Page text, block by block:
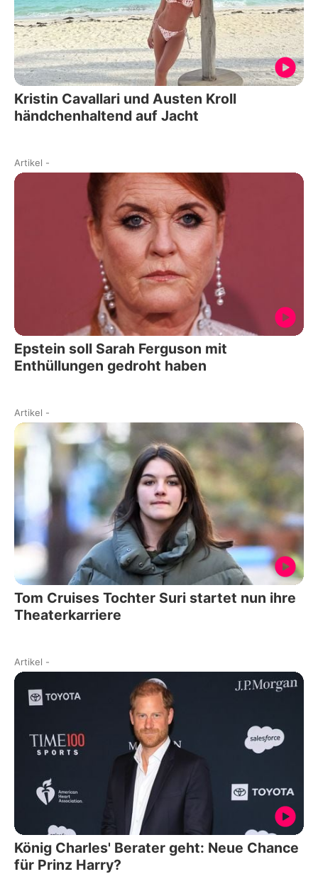
Kristin Cavallari und Austen Kroll
händchenhaltend auf Jacht
Artikel -
Epstein soll Sarah Ferguson mit
Enthüllungen gedroht haben
Artikel -
Tom Cruises Tochter Suri startet nun ihre
Theaterkarriere
Artikel -
König Charles' Berater geht: Neue Chance
für Prinz Harry?